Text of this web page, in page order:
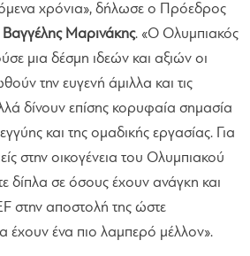
χρόνια», δήλωσε ο Πρόεδρος
Βαγγέλης Μαρινάκης. «Ο Ολυμπιακός
μια δέσμη ιδεών και αξιών οι
την ευγενή άμιλλα και τις
δίνουν επίσης κορυφαία σημασία
και της ομαδικής εργασίας. Για
στην οικογένεια του Ολυμπιακού
δίπλα σε όσους έχουν ανάγκη και
στην αποστολή της ώστε
έχουν ένα πιο λαμπερό μέλλον».